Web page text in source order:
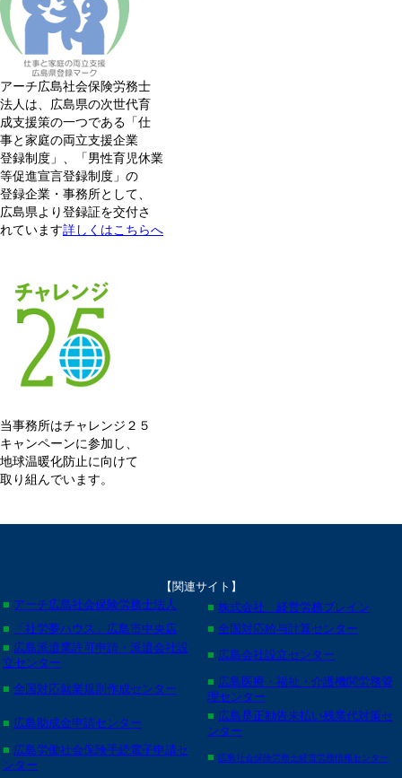
アーチ広島社会保険労務士
法人は、広島県の次世代育
成支援策の一つである「仕
事と家庭の両立支援企業
登録制度」、「男性育児休業
等促進宣言登録制度」の
登録企業・事務所として、
広島県より登録証を交付さ
れています詳しくはこちらへ
当事務所はチャレンジ２５
キャンペーンに参加し、
地球温暖化防止に向けて
取り組んでいます。
【関連サイト】
■ アーチ広島社会保険労務士法人 ■ 株式会社 経営労務ブレイン
■
「社労夢ハウス」広島市中央店 ■ 全国対応給与計算センター
■ 広島派遣業許可申請・派遣会社設
立センター
■ 広島会社設立センター
■ 全国対応就業規則作成センター
■ 広島医療・福祉・介護機関労務管
理センター
■ 広島助成金申請センター
■ 広島是正勧告未払い残業代対策セ
ンター
■ 広島労働社会保険手続電子申請セ
ンター
■ 広島社会保険労務士経営労務情報センター